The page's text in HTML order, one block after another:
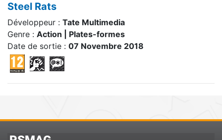
Steel Rats
Développeur : Tate Multimedia
Genre : Action | Plates-formes
Date de sortie : 07 Novembre 2018